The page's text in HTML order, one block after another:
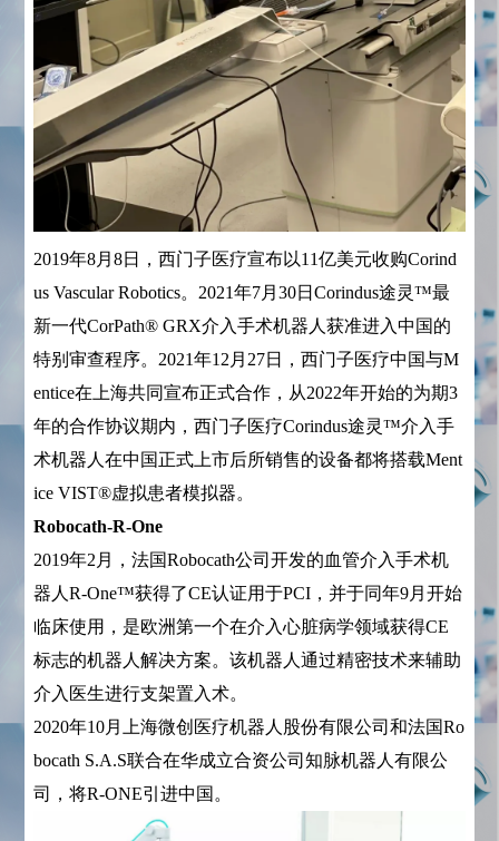
2019年8月8日，西门子医疗宣布以11亿美元收购Corind
us Vascular Robotics。2021年7月30日Corindus途灵™最
新一代CorPath® GRX介入手术机器人获准进入中国的
特别审查程序。2021年12月27日，西门子医疗中国与M
entice在上海共同宣布正式合作，从2022年开始的为期3
年的合作协议期内，西门子医疗Corindus途灵™介入手
术机器人在中国正式上市后所销售的设备都将搭载Ment
ice VIST®虚拟患者模拟器。
Robocath-R-One
2019年2月，法国Robocath公司开发的血管介入手术机
器人R-One™获得了CE认证用于PCI，并于同年9月开始
临床使用，是欧洲第一个在介入心脏病学领域获得CE
标志的机器人解决方案。该机器人通过精密技术来辅助
介入医生进行支架置入术。
2020年10月上海微创医疗机器人股份有限公司和法国Ro
bocath S.A.S联合在华成立合资公司知脉机器人有限公
司，将R-ONE引进中国。